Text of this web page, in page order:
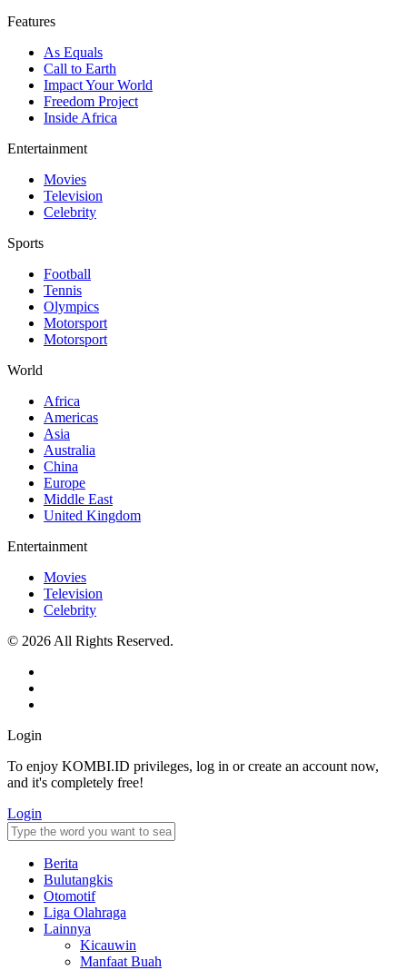
Features
As Equals
Call to Earth
Impact Your World
Freedom Project
Inside Africa
Entertainment
Movies
Television
Celebrity
Sports
Football
Tennis
Olympics
Motorsport
Motorsport
World
Africa
Americas
Asia
Australia
China
Europe
Middle East
United Kingdom
Entertainment
Movies
Television
Celebrity
© 2026 All Rights Reserved.
Login
To enjoy KOMBI.ID privileges, log in or create an account now,
and it's completely free!
Login
Berita
Bulutangkis
Otomotif
Liga Olahraga
Lainnya
Kicauwin
Manfaat Buah